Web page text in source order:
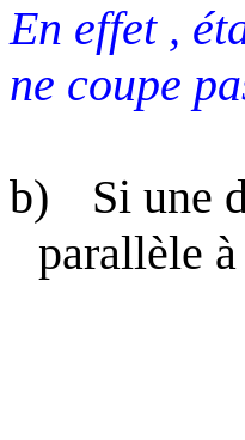
En effet ,
ne coupe
b) Si une
parallèle